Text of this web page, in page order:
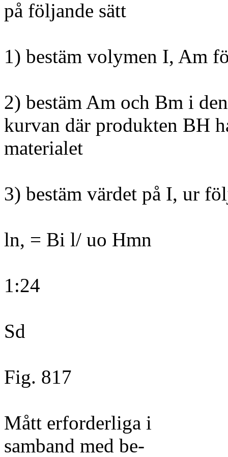
på följande sätt
1) bestäm volymen I, Am
2) bestäm Am och Bm i
kurvan där produkten BH
materialet
3) bestäm värdet på I, ur
ln, = Bi l/ uo Hmn
1:24
Sd
Fig. 817
Mått erforderliga i
samband med be-